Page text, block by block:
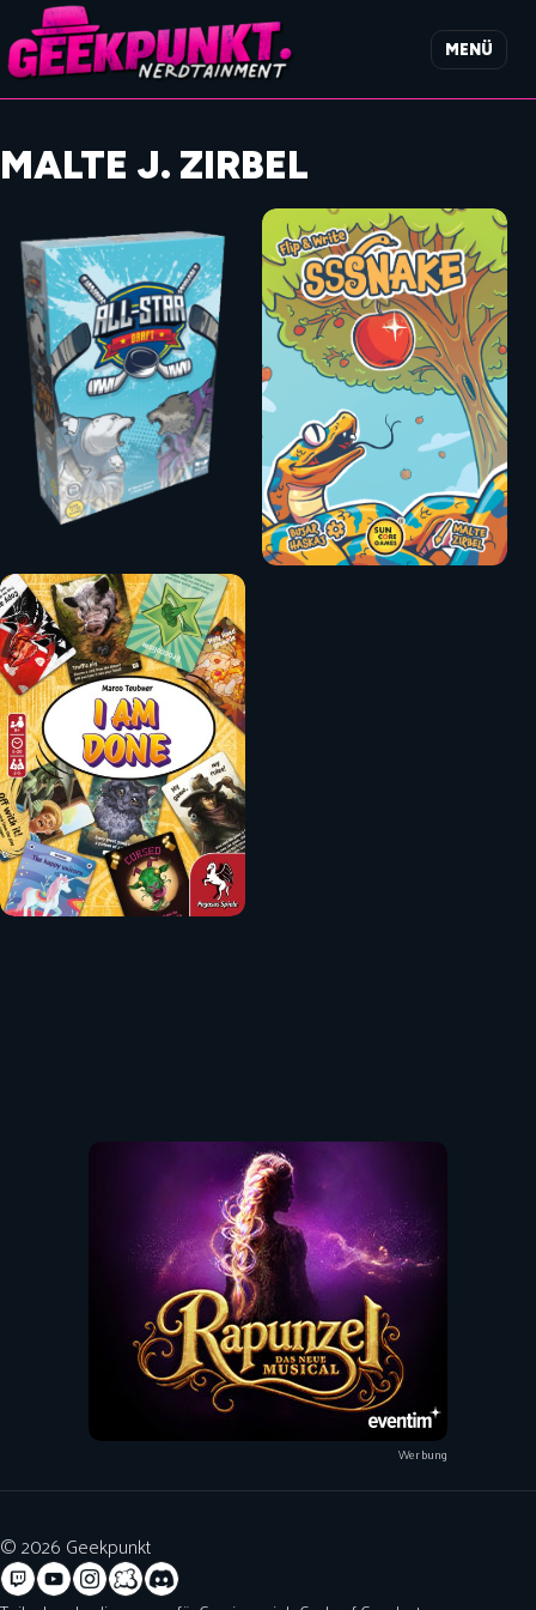
MENÜ
MALTE J. ZIRBEL
Werbung
© 2026 Geekpunkt